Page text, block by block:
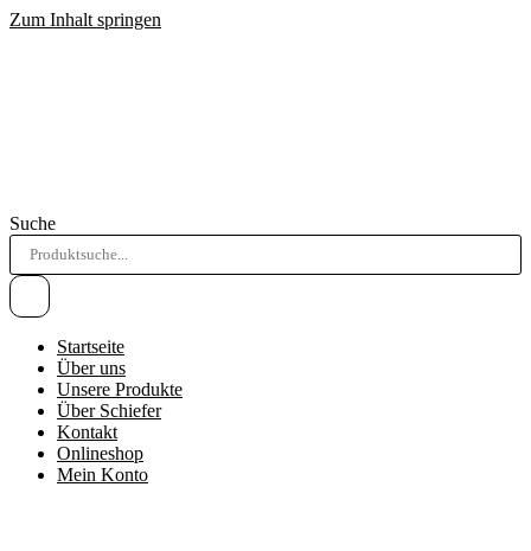
Zum Inhalt springen
Suche
Startseite
Über uns
Unsere Produkte
Über Schiefer
Kontakt
Onlineshop
Mein Konto